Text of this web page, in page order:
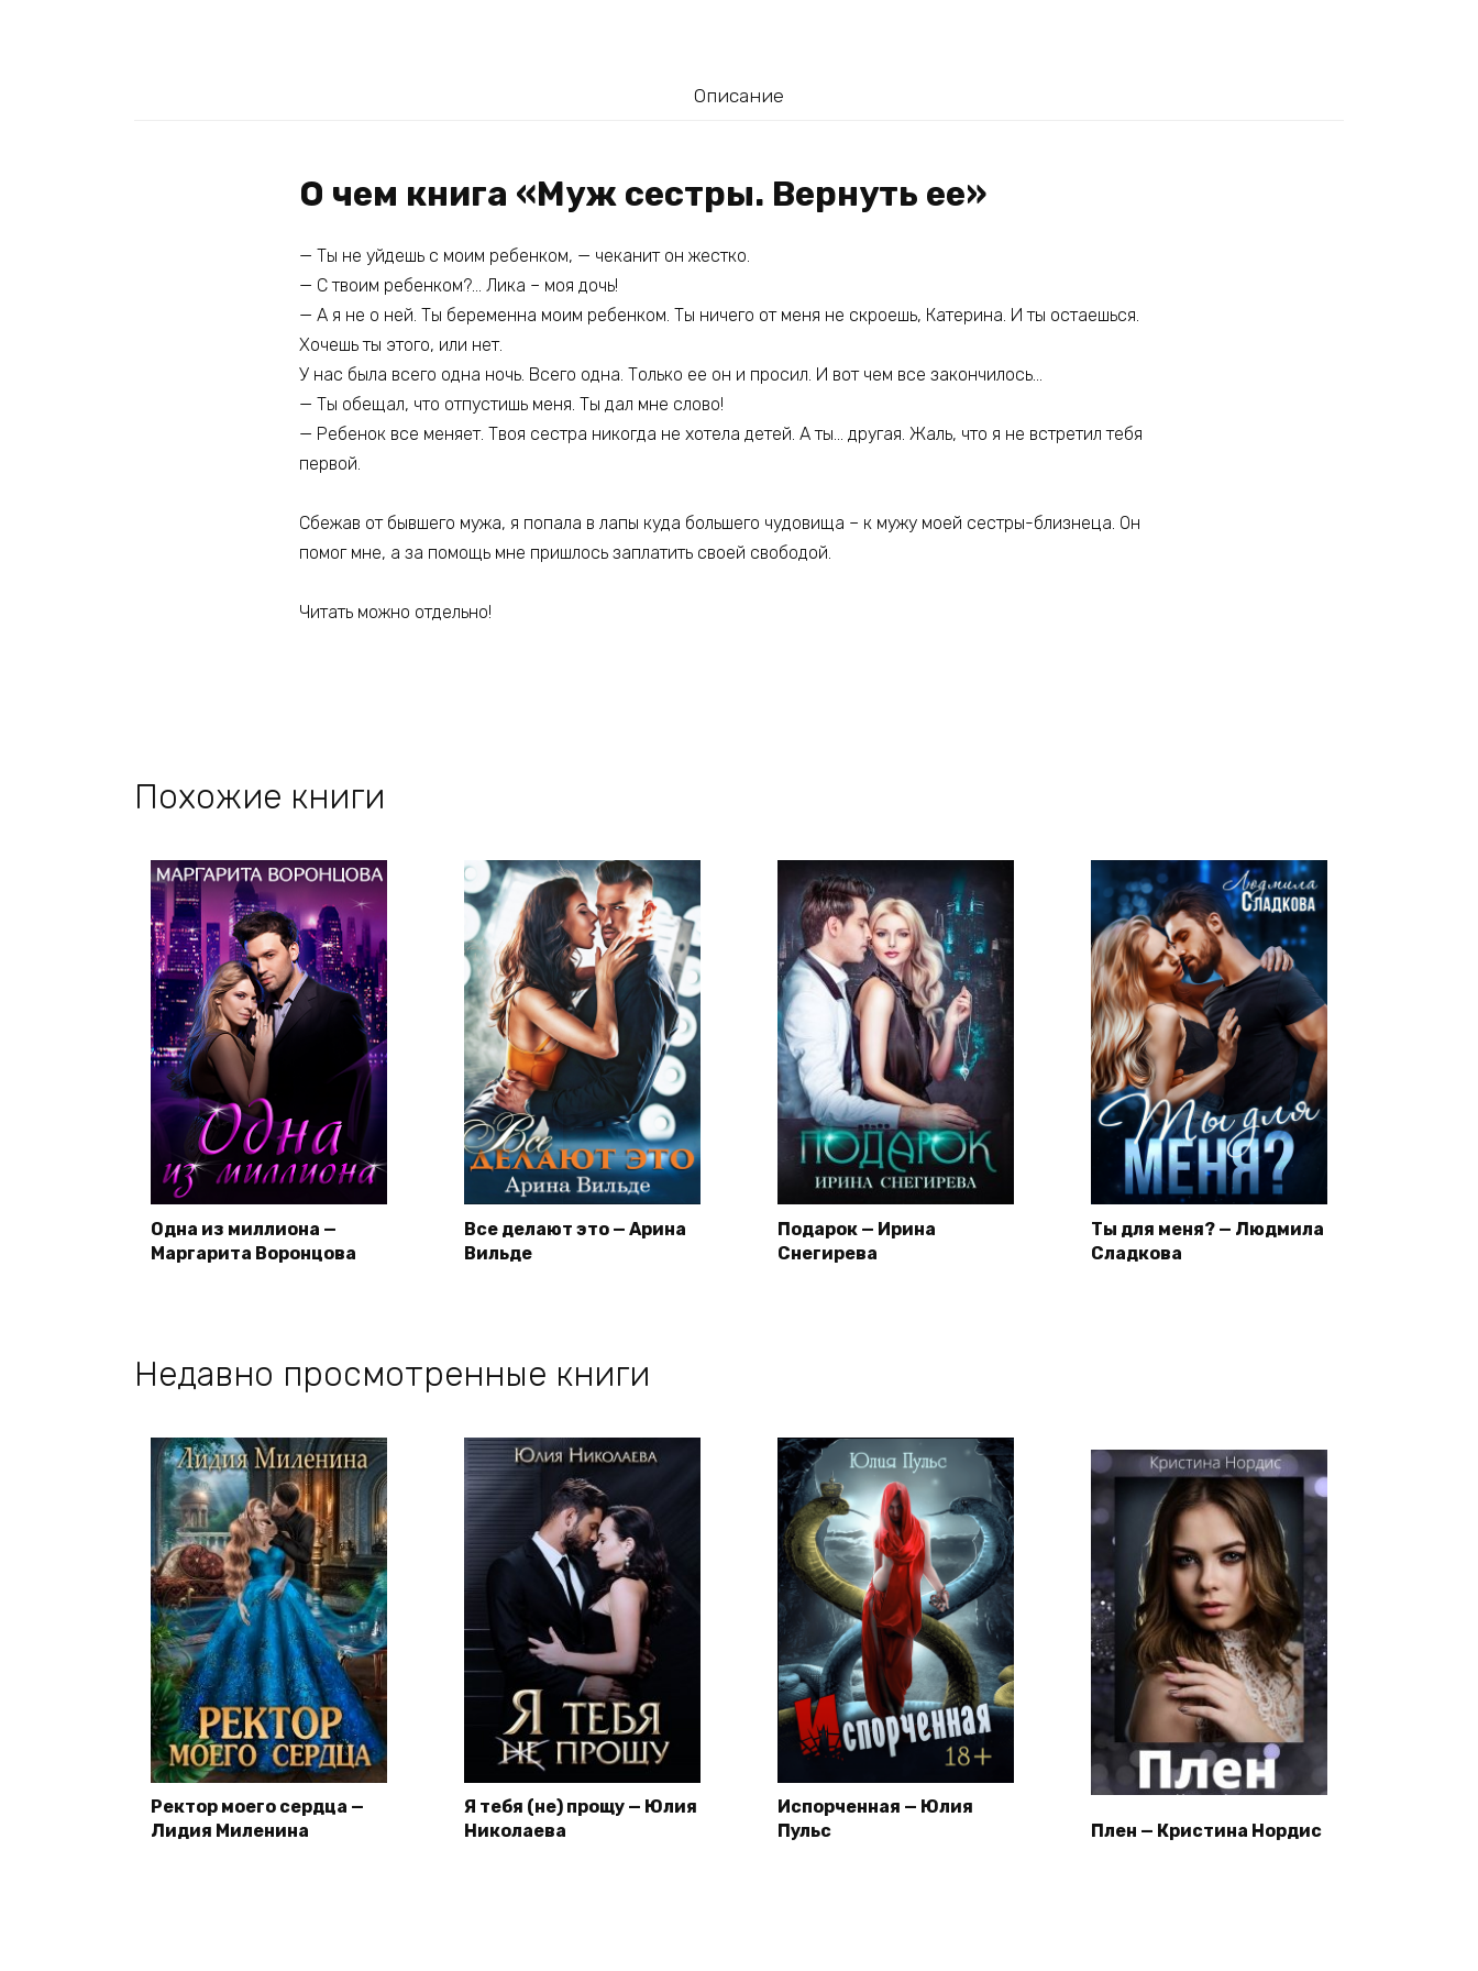
Описание
О чем книга «Муж сестры. Вернуть ее»
— Ты не уйдешь с моим ребенком, — чеканит он жестко.
— С твоим ребенком?… Лика – моя дочь!
— А я не о ней. Ты беременна моим ребенком. Ты ничего от меня не скроешь, Катерина. И ты остаешься.
Хочешь ты этого, или нет.
У нас была всего одна ночь. Всего одна. Только ее он и просил. И вот чем все закончилось…
— Ты обещал, что отпустишь меня. Ты дал мне слово!
— Ребенок все меняет. Твоя сестра никогда не хотела детей. А ты… другая. Жаль, что я не встретил тебя
первой.
Сбежав от бывшего мужа, я попала в лапы куда большего чудовища – к мужу моей сестры-близнеца. Он
помог мне, а за помощь мне пришлось заплатить своей свободой.
Читать можно отдельно!
Похожие книги
Одна из миллиона —
Маргарита Воронцова
Все делают это — Арина
Вильде
Подарок — Ирина
Снегирева
Ты для меня? — Людмила
Сладкова
Недавно просмотренные книги
Ректор моего сердца —
Лидия Миленина
Я тебя (не) прощу — Юлия
Николаева
Испорченная — Юлия
Пульс
Плен — Кристина Нордис